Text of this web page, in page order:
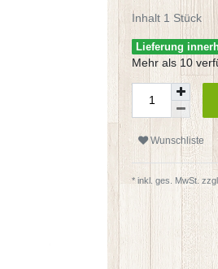
Inhalt 1 Stück
Lieferung
Mehr als 10
Wunschliste
* inkl. ges. MwSt. zzgl.